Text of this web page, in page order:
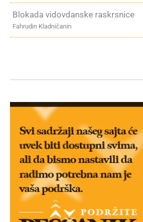
Blokada vidovdanske raskrsnice
Fahrudin Kladničanin